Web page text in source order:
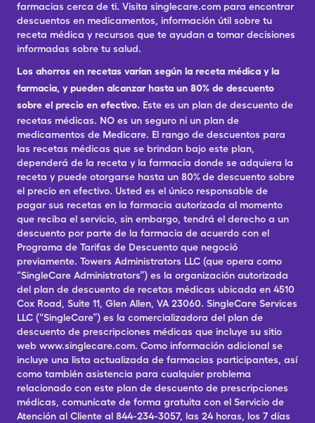
farmacias cerca de ti. Visita singlecare.com para encontrar
descuentos en medicamentos, información útil sobre tu
receta médica y recursos que te ayudan a tomar decisiones
informadas sobre tu salud.
Los ahorros en recetas varían según la receta médica y la
farmacia, y pueden alcanzar hasta un 80% de descuento
sobre el precio en efectivo. Este es un plan de descuento de
recetas médicas. NO es un seguro ni un plan de
medicamentos de Medicare. El rango de descuentos para
las recetas médicas que se brindan bajo este plan,
dependerá de la receta y la farmacia donde se adquiera la
receta y puede otorgarse hasta un 80% de descuento sobre
el precio en efectivo. Usted es el único responsable de
pagar sus recetas en la farmacia autorizada al momento
que reciba el servicio, sin embargo, tendrá el derecho a un
descuento por parte de la farmacia de acuerdo con el
Programa de Tarifas de Descuento que negoció
previamente. Towers Administrators LLC (que opera como
“SingleCare Administrators”) es la organización autorizada
del plan de descuento de recetas médicas ubicada en 4510
Cox Road, Suite 11, Glen Allen, VA 23060. SingleCare Services
LLC (“SingleCare”) es la comercializadora del plan de
descuento de prescripciones médicas que incluye su sitio
web www.singlecare.com. Como información adicional se
incluye una lista actualizada de farmacias participantes, así
como también asistencia para cualquier problema
relacionado con este plan de descuento de prescripciones
médicas, comunícate de forma gratuita con el Servicio de
Atención al Cliente al 844-234-3057, las 24 horas, los 7 días